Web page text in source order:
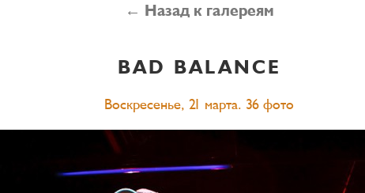
← Назад к галереям
BAD BALANCE
Воскресенье, 21 марта. 36 фото